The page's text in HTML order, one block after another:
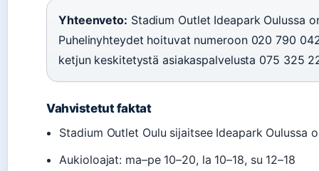
Yhteenveto: Stadium Outlet Ideapark Oulussa
Puhelinyhteydet hoituvat numeroon 020 790
ketjun keskitetystä asiakaspalvelusta 075 325
Vahvistetut faktat
Stadium Outlet Oulu sijaitsee Ideapark Oulussa
Aukioloajat: ma–pe 10–20, la 10–18, su 12–18